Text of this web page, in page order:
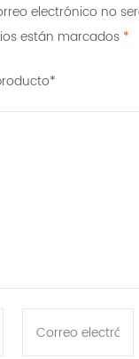
electrónico no
están marcados *